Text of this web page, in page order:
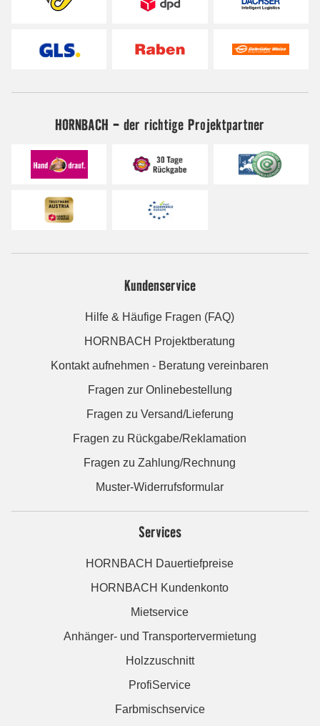
HORNBACH - der richtige Projektpartner
Kundenservice
Hilfe & Häufige Fragen (FAQ)
HORNBACH Projektberatung
Kontakt aufnehmen - Beratung vereinbaren
Fragen zur Onlinebestellung
Fragen zu Versand/Lieferung
Fragen zu Rückgabe/Reklamation
Fragen zu Zahlung/Rechnung
Muster-Widerrufsformular
Services
HORNBACH Dauertiefpreise
HORNBACH Kundenkonto
Mietservice
Anhänger- und Transportervermietung
Holzzuschnitt
ProfiService
Farbmischservice